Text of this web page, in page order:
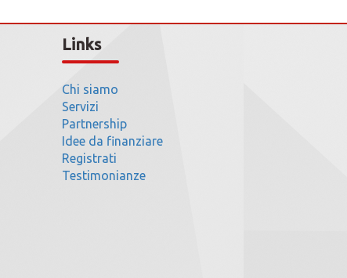
Links
Chi siamo
Servizi
Partnership
Idee da finanziare
Registrati
Testimonianze